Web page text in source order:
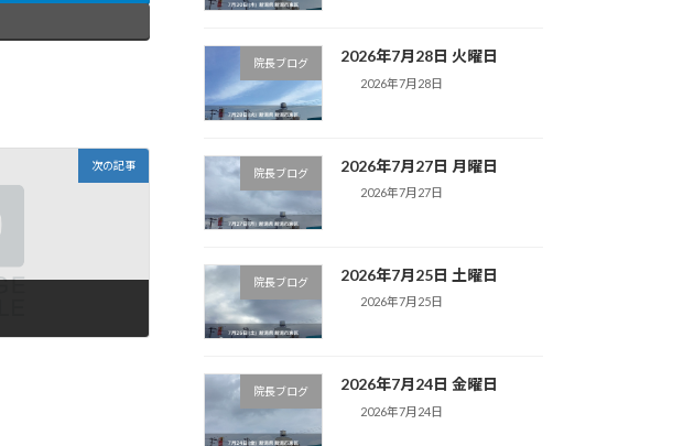
次の記事
院長ブログ 2026年7月28日 火曜日
2026年7月28日
院長ブログ 2026年7月27日 月曜日
2026年7月27日
院長ブログ 2026年7月25日 土曜日
2026年7月25日
院長ブログ 2026年7月24日 金曜日
2026年7月24日